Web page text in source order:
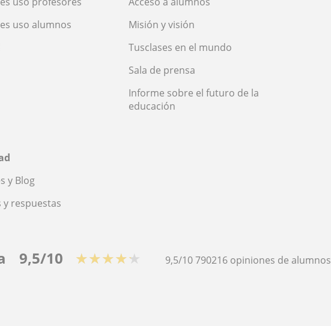
uso alumnos
Misión y visión
Tusclases en el mundo
Sala de prensa
Informe sobre el futuro de la
educación
y Blog
y respuestas
9,5/10 ★★★★★ 9,5/10790216 opiniones de alumnos